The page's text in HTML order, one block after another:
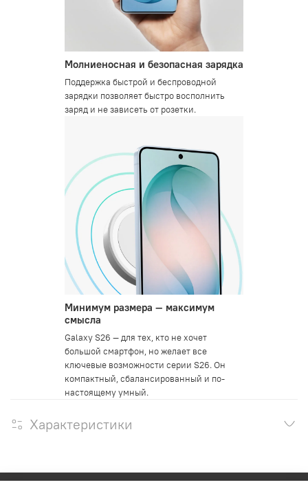
Молниеносная и безопасная зарядка
Поддержка быстрой и беспроводной
зарядки позволяет быстро восполнить
заряд и не зависеть от розетки.
Минимум размера — максимум
смысла
Galaxy S26 — для тех, кто не хочет
большой смартфон, но желает все
ключевые возможности серии S26. Он
компактный, сбалансированный и по-
настоящему умный.
Характеристики